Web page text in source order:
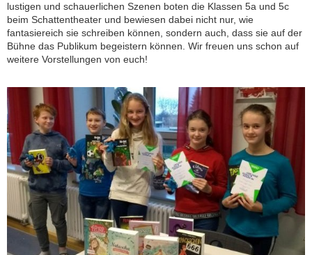
lustigen und schauerlichen Szenen boten die Klassen 5a und 5c
beim Schattentheater und bewiesen dabei nicht nur, wie
fantasiereich sie schreiben können, sondern auch, dass sie auf der
Bühne das Publikum begeistern können. Wir freuen uns schon auf
weitere Vorstellungen von euch!